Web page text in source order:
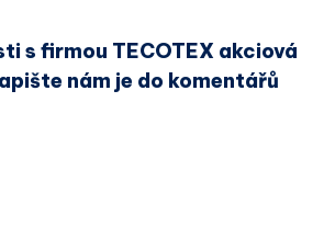
s firmou TECOTEX akciová
nám je do komentářů